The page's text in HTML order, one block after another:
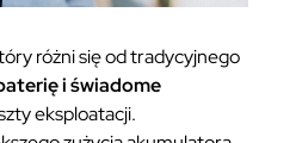
różni się od tradycyjnego
i świadome
eksploatacji.